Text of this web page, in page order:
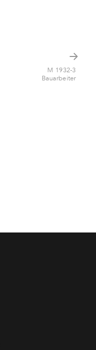
M 1932-3
Bauarbeiter